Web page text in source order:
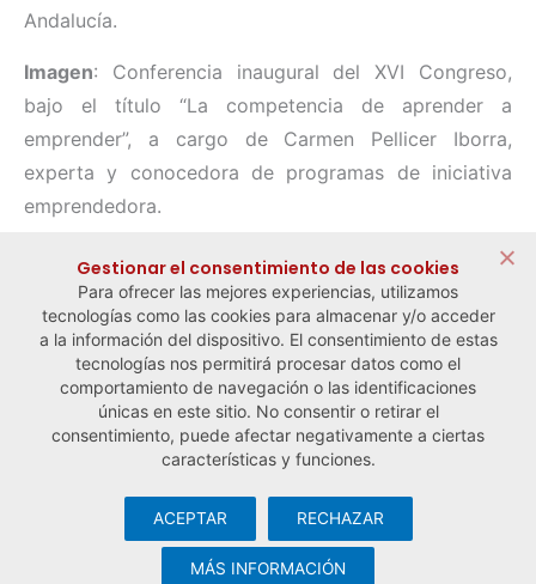
Andalucía.
Imagen: Conferencia inaugural del XVI Congreso,
bajo el título “La competencia de aprender a
emprender”, a cargo de Carmen Pellicer Iborra,
experta y conocedora de programas de iniciativa
emprendedora.
← Noticia anterior Noticia siguiente →
© Observatorio Español de la Economía Social y del Trabajo
Aviso legal y política de privacidad
cookies· Desarrollo web:Visualco
Gestionar el consentimiento de las cookies
Para ofrecer las mejores experiencias, utilizamos
tecnologías como las cookies para almacenar y/o acceder
a la información del dispositivo. El consentimiento de estas
tecnologías nos permitirá procesar datos como el
comportamiento de navegación o las identificaciones
únicas en este sitio. No consentir o retirar el
consentimiento, puede afectar negativamente a ciertas
características y funciones.
ACEPTAR RECHAZAR
MÁS INFORMACIÓN